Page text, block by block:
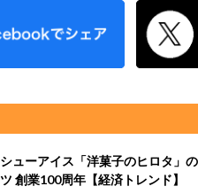
シューアイス「洋菓子のヒロタ」
ツ 創業100周年【経済トレンド】